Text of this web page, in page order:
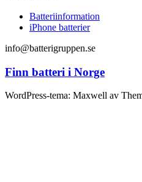
Batteriinformation
iPhone batterier
info@batterigruppen.se
Finn batteri i Norge
WordPress-tema: Maxwell av